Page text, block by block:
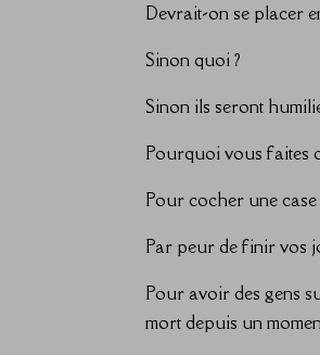
Devrait-on se placer
Sinon quoi ?
Sinon ils seront
Pourquoi vous faites
Pour cocher une
Par peur de finir vos
Pour avoir des gens
mort depuis un